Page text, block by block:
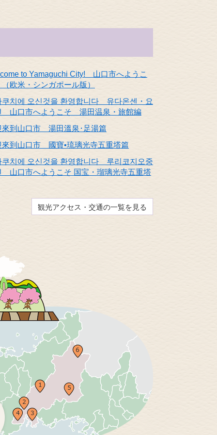
to Yamaguchi City! 山口市へようこ
欧米・シンガポール版）
쿠치에 오신것을 환영합니다 유다온센・요
山口市へようこそ 湯田温泉・旅館編
來到山口市 湯田溫泉･足湯篇
來到山口市 國寶•琉璃光寺五重塔篇
쿠치에 오신것을 환영합니다 루리코지오중
山口市へようこそ 国宝・瑠璃光寺五重塔
観光アクセス・交通の一覧を見る